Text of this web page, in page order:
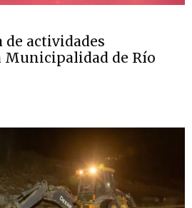
de actividades
Municipalidad de Río